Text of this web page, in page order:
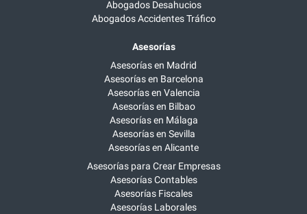
Abogados Desahucios
Abogados Accidentes Tráfico
Asesorías
Asesorías en Madrid
Asesorías en Barcelona
Asesorías en Valencia
Asesorías en Bilbao
Asesorías en Málaga
Asesorías en Sevilla
Asesorías en Alicante
Asesorías para Crear Empresas
Asesorías Contables
Asesorías Fiscales
Asesorías Laborales